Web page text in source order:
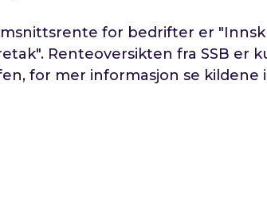
for bedrifter er
". Renteoversikten fra SSB er
for mer informasjon se kildene